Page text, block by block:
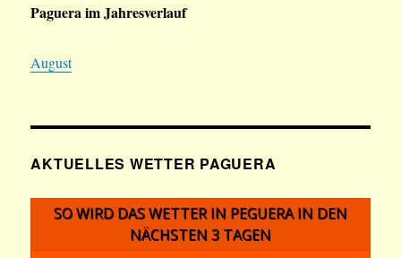
Paguera im Jahresverlauf
August
AKTUELLES WETTER PAGUERA
SO WIRD DAS WETTER IN PEGUERA IN DEN
NÄCHSTEN 3 TAGEN